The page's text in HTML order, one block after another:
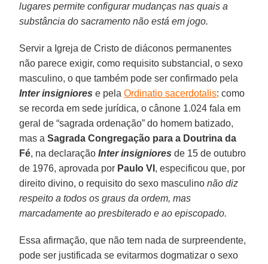
lugares permite configurar mudanças nas quais a
substância do sacramento não está em jogo.
Servir a Igreja de Cristo de diáconos permanentes
não parece exigir, como requisito substancial, o sexo
masculino, o que também pode ser confirmado pela
Inter insigniores e pelaOrdinatio sacerdotalis: como
se recorda em sede jurídica, o cânone 1.024 fala em
geral de “sagrada ordenação” do homem batizado,
mas aSagrada Congregação para a Doutrina da
Fé, na declaraçãoInter insigniores de 15 de outubro
de 1976, aprovada por Paulo VI , especificou que, por
direito divino, o requisito do sexo masculinonão diz
respeito a todos os graus da ordem, mas
marcadamente ao presbiterado e ao episcopado.
Essa afirmação, que não tem nada de surpreendente,
pode ser justificada se evitarmos dogmatizar o sexo